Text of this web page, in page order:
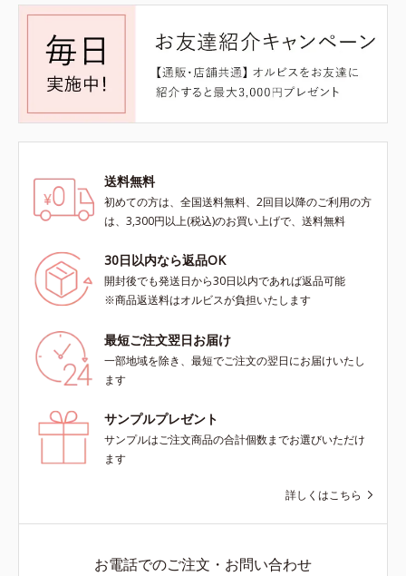
送料無料
初めての方は、全国送料無料、2回目以降のご利用の方
は、3,300円以上(税込)のお買い上げで、送料無料
30日以内なら返品OK
開封後でも発送日から30日以内であれば返品可能
※商品返送料はオルビスが負担いたします
最短ご注文翌日お届け
一部地域を除き、最短でご注文の翌日にお届けいたし
ます
サンプルプレゼント
サンプルはご注文商品の合計個数までお選びいただけ
ます
詳しくはこちら
お電話でのご注文・お問い合わせ